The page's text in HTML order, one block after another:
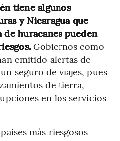
tiene algunos
y Nicaragua que
huracanes pueden
Gobiernos como
emitido alertas de
seguro de viajes, pues
de tierra,
en los servicios
más riesgosos